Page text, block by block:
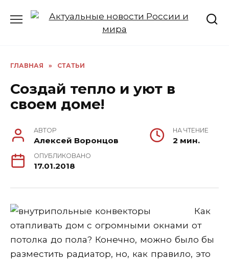
ГЛАВНАЯ » СТАТЬИ
Создай тепло и уют в
своем доме!
АВТОР
Алексей Воронцов
НА ЧТЕНИЕ
2 мин.
ОПУБЛИКОВАНО
17.01.2018
Как
отапливать дом с огромными окнами от
потолка до пола? Конечно, можно было бы
разместить радиатор, но, как правило, это